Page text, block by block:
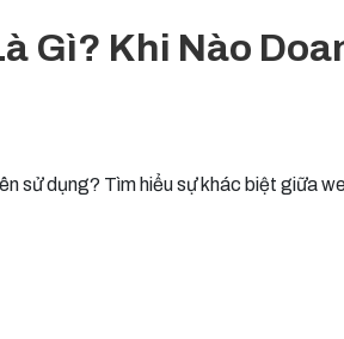
Gì? Khi Nào
sử dụng? Tìm hiểu sự khác biệt giữa